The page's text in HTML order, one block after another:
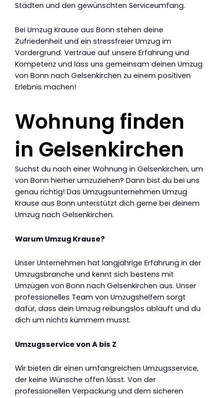
Städten und den gewünschten Serviceumfang.
Bei Umzug Krause aus Bonn stehen deine
Zufriedenheit und ein stressfreier Umzug im
Vordergrund. Vertraue auf unsere Erfahrung und
Kompetenz und lass uns gemeinsam deinen Umzug
von Bonn nach Gelsenkirchen zu einem positiven
Erlebnis machen!
Wohnung finden
in Gelsenkirchen
Suchst du nach einer Wohnung in Gelsenkirchen, um
von Bonn hierher umzuziehen? Dann bist du bei uns
genau richtig! Das Umzugsunternehmen Umzug
Krause aus Bonn unterstützt dich gerne bei deinem
Umzug nach Gelsenkirchen.
Warum Umzug Krause?
Unser Unternehmen hat langjährige Erfahrung in der
Umzugsbranche und kennt sich bestens mit
Umzügen von Bonn nach Gelsenkirchen aus. Unser
professionelles Team von Umzugshelfern sorgt
dafür, dass dein Umzug reibungslos abläuft und du
dich um nichts kümmern musst.
Umzugsservice von A bis Z
Wir bieten dir einen umfangreichen Umzugsservice,
der keine Wünsche offen lässt. Von der
professionellen Verpackung und dem sicheren